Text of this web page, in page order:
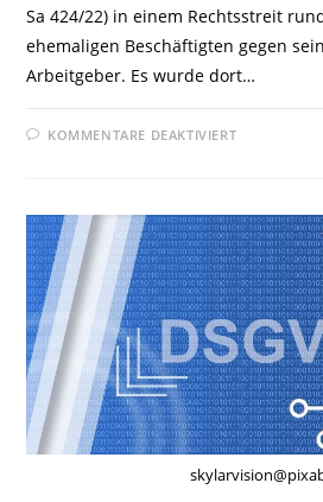
Sa 424/22) in einem Rechtsstreit
ehemaligen Beschäftigten gegen
Arbeitgeber. Es wurde dort…
KOMMENTARE DEAKTIVIERTFÜR
RAHMEN
EINER
DES
EINE
DORT
DES
IST,
BESTEHT
KEIN
AUF
DER